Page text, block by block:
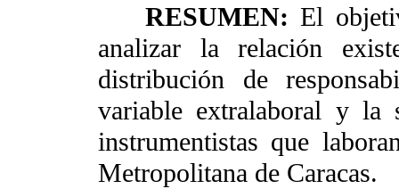
RESUMEN:El
analizar la relación
distribución de
variable extralaboral y la
instrumentistas que
Metropolitana de Caracas.